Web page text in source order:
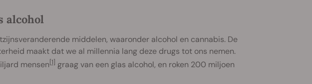
alcohol
middelen, waaronder alcohol en cannabis. De
maakt dat we al millennia lang deze drugs tot ons nemen.
mensen[1] graag van een glas alcohol, en roken 200 miljoen